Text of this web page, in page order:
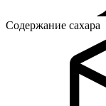
Содержание сахара